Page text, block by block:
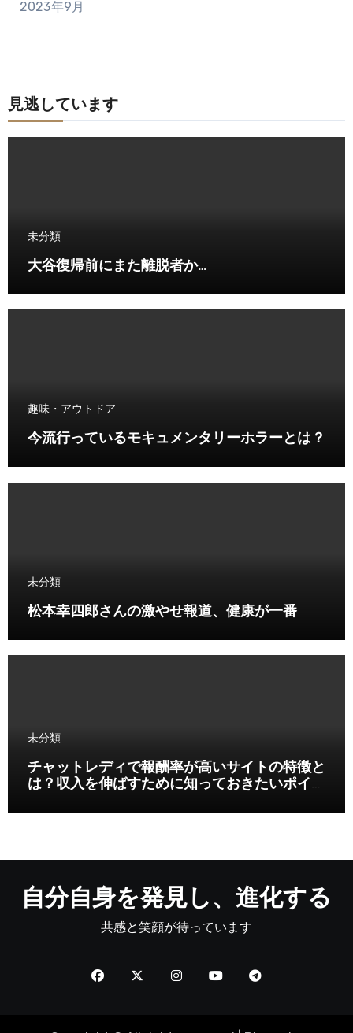
2023年9月
見逃しています
未分類
大谷復帰前にまた離脱者か…
趣味・アウトドア
今流行っているモキュメンタリーホラーとは？
未分類
松本幸四郎さんの激やせ報道、健康が一番
未分類
チャットレディで報酬率が高いサイトの特徴と
は？収入を伸ばすために知っておきたいポイン
自分自身を発見し、進化する
共感と笑顔が待っています